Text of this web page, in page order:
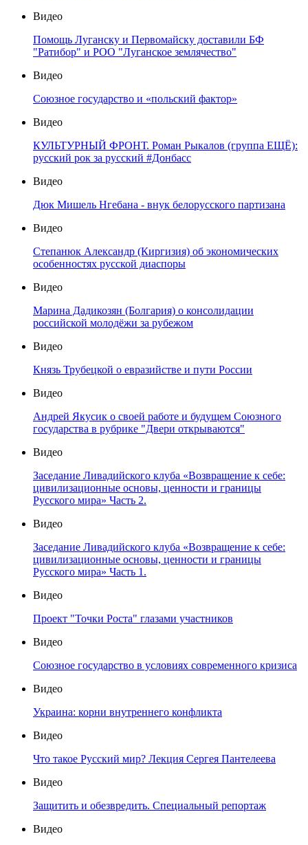
Видео
Помощь Луганску и Первомайску доставили БФ
"Ратибор" и РОО "Луганское землячество"
Видео
Союзное государство и «польский фактор»
Видео
КУЛЬТУРНЫЙ ФРОНТ. Роман Рыкалов (группа ЕЩЁ):
русский рок за русский #Донбасс
Видео
Дюк Мишель Нгебана - внук белорусского партизана
Видео
Степанюк Александр (Киргизия) об экономических
особенностях русской диаспоры
Видео
Марина Дадикозян (Болгария) о консолидации
российской молодёжи за рубежом
Видео
Князь Трубецкой о евразийстве и пути России
Видео
Андрей Якусик о своей работе и будущем Союзного
государства в рубрике "Двери открываются"
Видео
Заседание Ливадийского клуба «Возвращение к себе:
цивилизационные основы, ценности и границы
Русского мира» Часть 2.
Видео
Заседание Ливадийского клуба «Возвращение к себе:
цивилизационные основы, ценности и границы
Русского мира» Часть 1.
Видео
Проект "Точки Роста" глазами участников
Видео
Союзное государство в условиях современного кризиса
Видео
Украина: корни внутреннего конфликта
Видео
Что такое Русский мир? Лекция Сергея Пантелеева
Видео
Защитить и обезвредить. Специальный репортаж
Видео